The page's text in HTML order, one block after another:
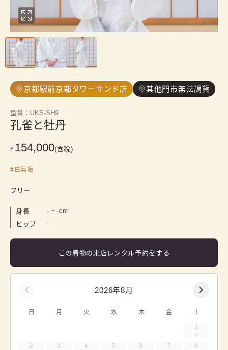
京都駅前京都タワーサンド店 其他門市無法調貨
型番 ： UKS-SH9
孔雀と牡丹
¥ 154,000(含稅)
# 白無垢
フリー
身長 - ~ -cm
ヒップ -
この着物の来店レンタル予約をする
2026年8月
日 月 火 水 木 金 土
1
2 3 4 5 6 7 8